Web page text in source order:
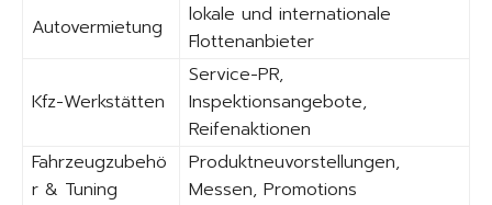
Autovermietung
lokale und internationale
Flottenanbieter
Kfz-Werkstätten
Service-PR,
Inspektionsangebote,
Reifenaktionen
Fahrzeugzubehö
r & Tuning
Produktneuvorstellungen,
Messen, Promotions